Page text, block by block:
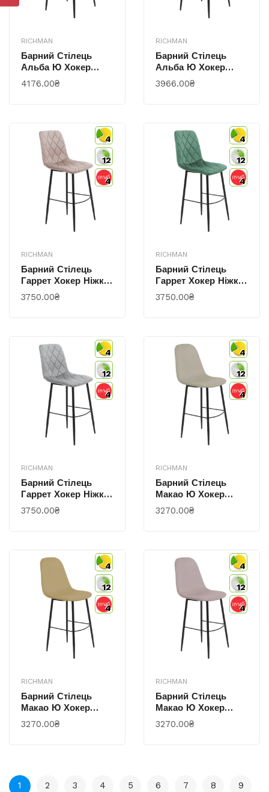
RICHMAN
Барний Стілець
Альба Ю Хокер
Комплектація Ніжки
Чорні Оббивка
4176.00₴
RICHMAN
Барний Стілець
Альба Ю Хокер
Комплектація Ніжки
Чорні Оббивка
3966.00₴
4
12
4
RICHMAN
Барний Стілець
Гаррет Хокер Ніжки
Чорні Малколм 22
3750.00₴
4
12
4
RICHMAN
Барний Стілець
Гаррет Хокер Ніжки
Чорні Малколм 26
3750.00₴
4
12
4
RICHMAN
Барний Стілець
Гаррет Хокер Ніжки
Чорні Малколм 57
3750.00₴
4
12
4
RICHMAN
Барний Стілець
Макао Ю Хокер
Ніжки Чорні Жасмін
21
3270.00₴
4
12
4
RICHMAN
Барний Стілець
Макао Ю Хокер
Ніжки Чорні Жасмін
24
3270.00₴
4
12
4
RICHMAN
Барний Стілець
Макао Ю Хокер
Ніжки Чорні Жасмін
62
3270.00₴
1 2 3 4 5 6 7 8 9